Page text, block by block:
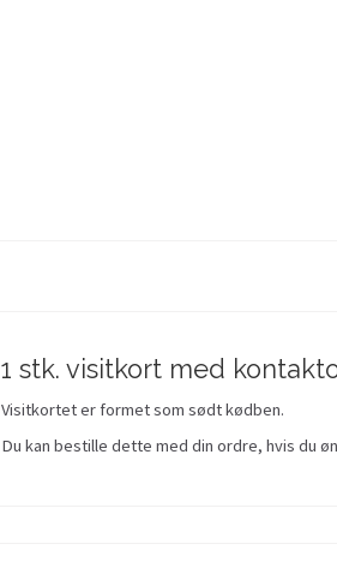
1 stk. visitkort med
Visitkortet er formet som sødt kødben.
Du kan bestille dette med din ordre, hvis du